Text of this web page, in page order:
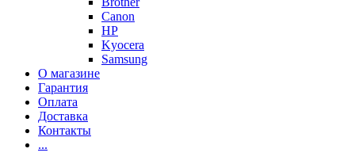
Canon
HP
Kyocera
Samsung
О магазине
Гарантия
Оплата
Доставка
Контакты
...